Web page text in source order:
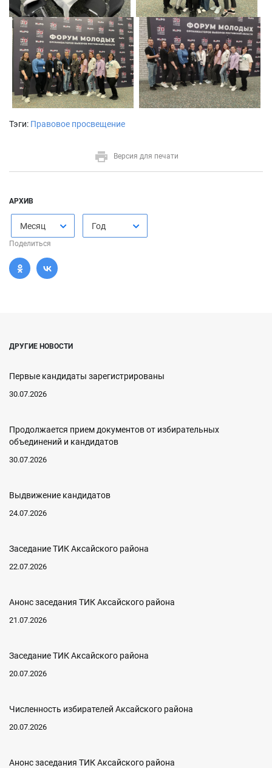
Тэги: Правовое просвещение
Версия для печати
АРХИВ
Месяц Год
Поделиться
ДРУГИЕ НОВОСТИ
Первые кандидаты зарегистрированы
30.07.2026
Продолжается прием документов от избирательных
объединений и кандидатов
30.07.2026
Выдвижение кандидатов
24.07.2026
Заседание ТИК Аксайского района
22.07.2026
Анонс заседания ТИК Аксайского района
21.07.2026
Заседание ТИК Аксайского района
20.07.2026
Численность избирателей Аксайского района
20.07.2026
Анонс заседания ТИК Аксайского района